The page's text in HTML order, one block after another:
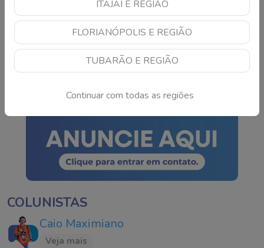
ITAJAÍ E REGIÃO
FLORIANÓPOLIS E REGIÃO
TUBARÃO E REGIÃO
Continuar com todas as regiões
TSE cria conselho para
monitorar IA e fake news
nas eleições de 2026
Continue lendo
COLUNISTAS
Caio Maximiano
Veja mais